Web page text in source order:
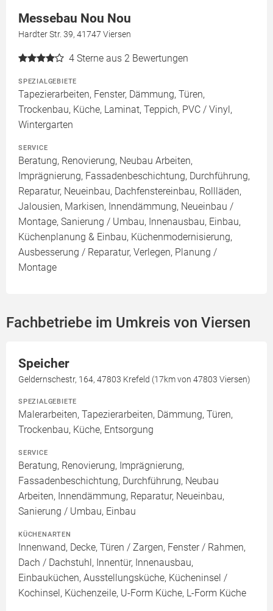
Messebau Nou Nou
Hardter Str. 39, 41747 Viersen
4 Sterne aus 2 Bewertungen
SPEZIALGEBIETE
Tapezierarbeiten, Fenster, Dämmung, Türen,
Trockenbau, Küche, Laminat, Teppich, PVC / Vinyl,
Wintergarten
SERVICE
Beratung, Renovierung, Neubau Arbeiten,
Imprägnierung, Fassadenbeschichtung, Durchführung,
Reparatur, Neueinbau, Dachfenstereinbau, Rollläden,
Jalousien, Markisen, Innendämmung, Neueinbau /
Montage, Sanierung / Umbau, Innenausbau, Einbau,
Küchenplanung & Einbau, Küchenmodernisierung,
Ausbesserung / Reparatur, Verlegen, Planung /
Montage
Fachbetriebe im Umkreis von Viersen
Speicher
Geldernschestr, 164, 47803 Krefeld (17km von 47803 Viersen)
SPEZIALGEBIETE
Malerarbeiten, Tapezierarbeiten, Dämmung, Türen,
Trockenbau, Küche, Entsorgung
SERVICE
Beratung, Renovierung, Imprägnierung,
Fassadenbeschichtung, Durchführung, Neubau
Arbeiten, Innendämmung, Reparatur, Neueinbau,
Sanierung / Umbau, Einbau
KÜCHENARTEN
Innenwand, Decke, Türen / Zargen, Fenster / Rahmen,
Dach / Dachstuhl, Innentür, Innenausbau,
Einbauküchen, Ausstellungsküche, Kücheninsel /
Kochinsel, Küchenzeile, U-Form Küche, L-Form Küche